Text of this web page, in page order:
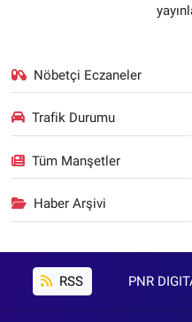
Nöbetçi Eczaneler
Trafik Durumu
Tüm Manşetler
Haber Arşivi
RSS PNR